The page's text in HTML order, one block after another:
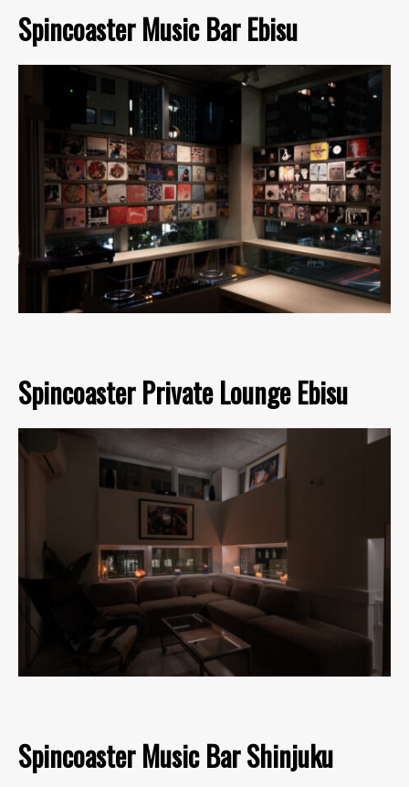
Spincoaster Music Bar Ebisu
Spincoaster Private Lounge Ebisu
Spincoaster Music Bar Shinjuku